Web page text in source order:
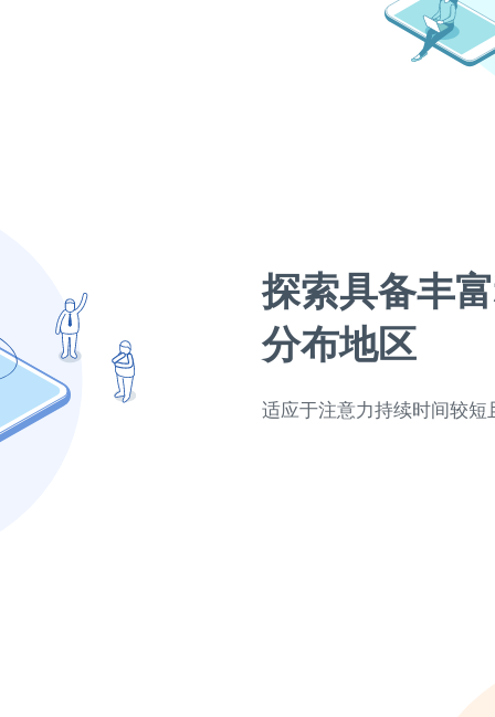
探索具备丰
分布地区
适应于注意力持续时间较